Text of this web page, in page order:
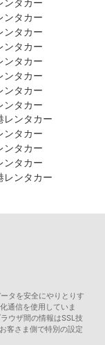
ンタカー
ンタカー
ンタカー
ンタカー
ンタカー
ンタカー
ンタカー
ンタカー
レンタカー
ンタカー
ンタカー
ンタカー
レンタカー
タを安全にやりとりす
通信を使用していま
ウザ間の情報はSSL技
客さま側で特別の設定